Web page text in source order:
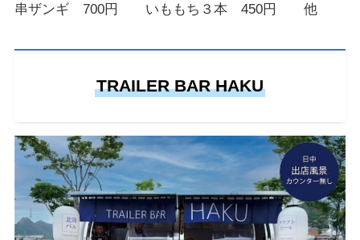
串ザンギ 700円 いももち３本 450円 他
TRAILER BAR HAKU